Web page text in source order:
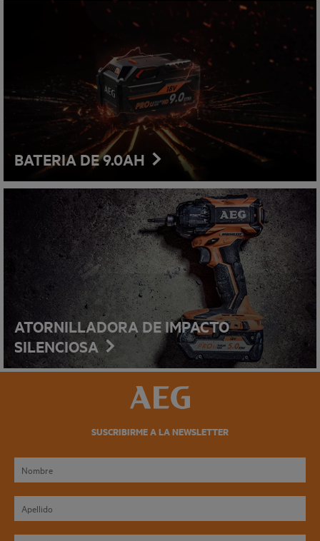
BATERIA DE 9.0AH
ATORNILLADORA DE IMPACTO
SILENCIOSA
SUSCRIBIRME A LA NEWSLETTER